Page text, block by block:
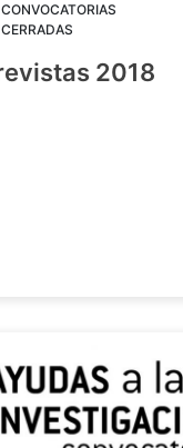
CONVOCATORIAS
CERRADAS
2018